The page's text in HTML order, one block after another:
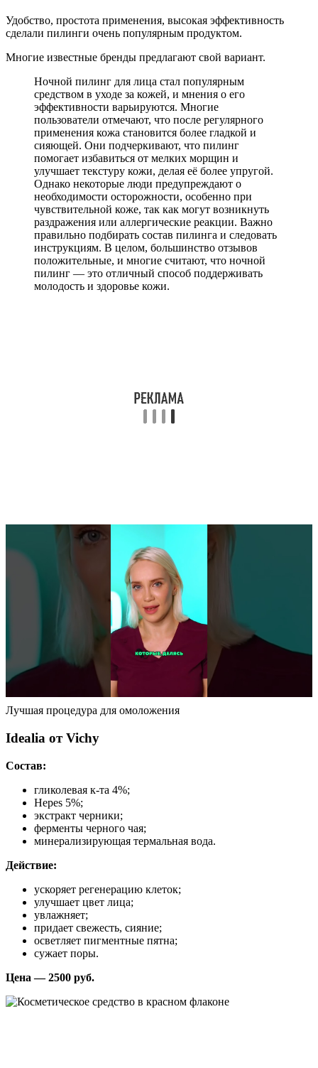
Удобство, простота применения, высокая эффективность
сделали пилинги очень популярным продуктом.
Многие известные бренды предлагают свой вариант.
Ночной пилинг для лица стал популярным
средством в уходе за кожей, и мнения о его
эффективности варьируются. Многие
пользователи отмечают, что после регулярного
применения кожа становится более гладкой и
сияющей. Они подчеркивают, что пилинг
помогает избавиться от мелких морщин и
улучшает текстуру кожи, делая её более упругой.
Однако некоторые люди предупреждают о
необходимости осторожности, особенно при
чувствительной коже, так как могут возникнуть
раздражения или аллергические реакции. Важно
правильно подбирать состав пилинга и следовать
инструкциям. В целом, большинство отзывов
положительные, и многие считают, что ночной
пилинг — это отличный способ поддерживать
молодость и здоровье кожи.
Лучшая процедура для омоложения
Idealia от Vichy
Состав:
гликолевая к-та 4%;
Hepes 5%;
экстракт черники;
ферменты черного чая;
минерализирующая термальная вода.
Действие:
ускоряет регенерацию клеток;
улучшает цвет лица;
увлажняет;
придает свежесть, сияние;
осветляет пигментные пятна;
сужает поры.
Цена — 2500 руб.